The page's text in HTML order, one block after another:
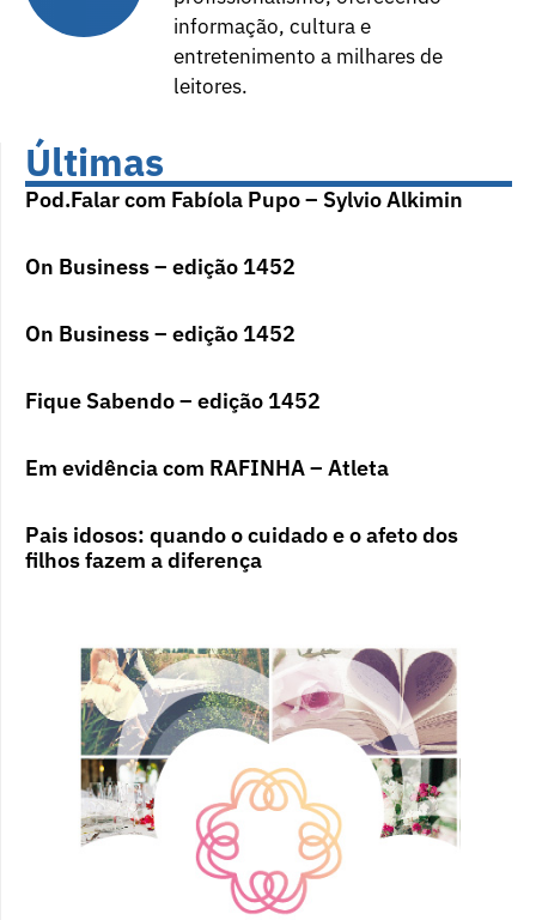
informação, cultura e
entretenimento a milhares de
leitores.
Últimas
Pod.Falar com Fabíola Pupo – Sylvio Alkimin
On Business – edição 1452
On Business – edição 1452
Fique Sabendo – edição 1452
Em evidência com RAFINHA – Atleta
Pais idosos: quando o cuidado e o afeto dos
filhos fazem a diferença